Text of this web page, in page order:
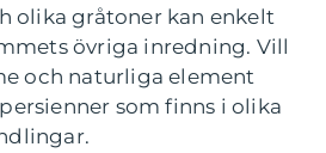
olika gråtoner kan enkelt
övriga inredning. Vill
och naturliga element
som finns i olika